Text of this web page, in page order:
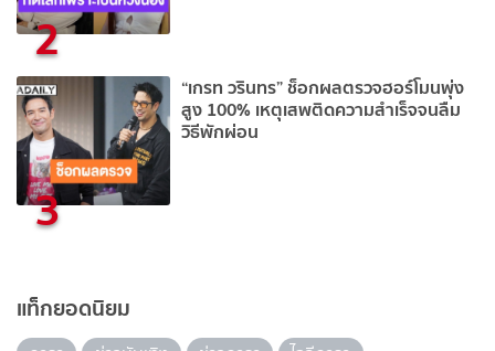
2
3
“เกรท วรินทร” ช็อกผลตรวจฮอร์โมนพุ่ง
สูง 100% เหตุเสพติดความสำเร็จจนลืม
วิธีพักผ่อน
แท็กยอดนิยม